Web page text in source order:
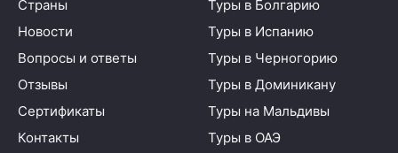
Страны
Новости
Вопросы и ответы
Отзывы
Сертификаты
Контакты
Туры в Болгарию
Туры в Испанию
Туры в Черногорию
Туры в Доминикану
Туры на Мальдивы
Туры в ОАЭ